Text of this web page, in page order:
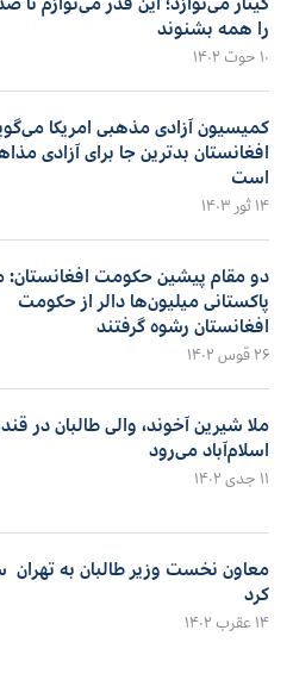
را همه بشنوند
۱۰ حوت ۱۴۰۲
کمیسیون آزادی مذهبی امریکا
افغانستان بدترین جا برای آزادی
است
۱۴ ثور ۱۴۰۳
دو مقام پیشین حکومت افغانستان:
پاکستانی میلیون‌ها دالر از حکومت
افغانستان رشوه گرفتند
۲۶ قوس ۱۴۰۲
ملا شیرین آخوند، والی طالبان در
اسلام‌آباد می‌رود
۱۱ جدی ۱۴۰۲
معاون نخست وزیر طالبان به تهران
کرد
۱۴ عقرب ۱۴۰۲